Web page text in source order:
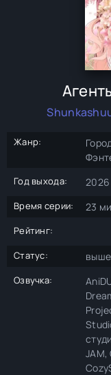
Жанр:
Год выхода: 2026
Время серии: 23
Рейтинг:
Статус:
Озвучка:
JAM,